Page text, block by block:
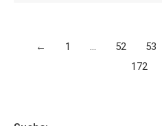
← 1 … 52 53
172